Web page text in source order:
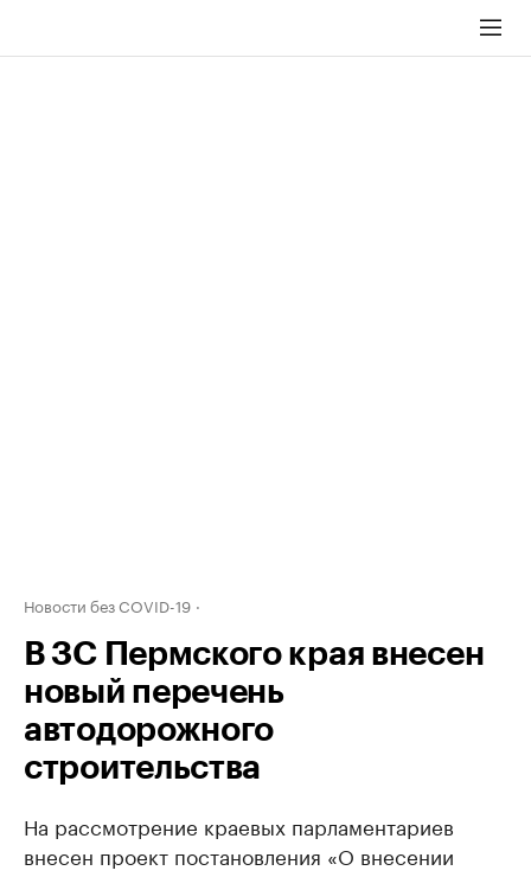
Новости без COVID-19
В ЗС Пермского края внесен
новый перечень
автодорожного
строительства
На рассмотрение краевых парламентариев
внесен проект постановления «О внесении